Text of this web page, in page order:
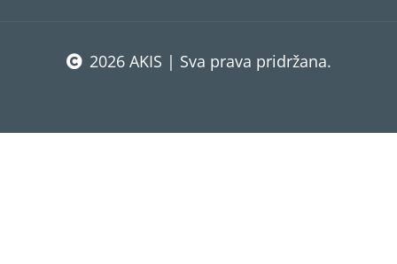
2026 AKIS | Sva prava pridržana.